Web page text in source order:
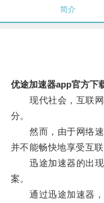
简介
优途加速器app官方下
现代社会，互联网
分。
然而，由于网络速
并不能畅快地享受互联
迅途加速器的出现
案。
通过迅途加速器，